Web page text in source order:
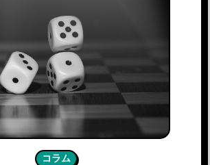
コラム